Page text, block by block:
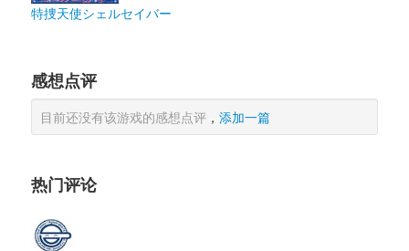
特捜天使シェルセイバー
感想点评
目前还没有该游戏的感想点评 ， 添加一篇
热门评论